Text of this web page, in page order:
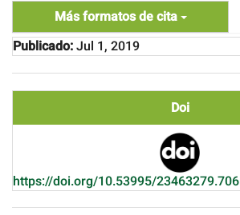
Más formatos de cita
Publicado:Jul 1, 2019
Doi
https://doi.org/10.53995/23463279.706